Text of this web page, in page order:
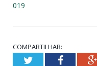
019
COMPARTILHAR:
TwitterFacebook